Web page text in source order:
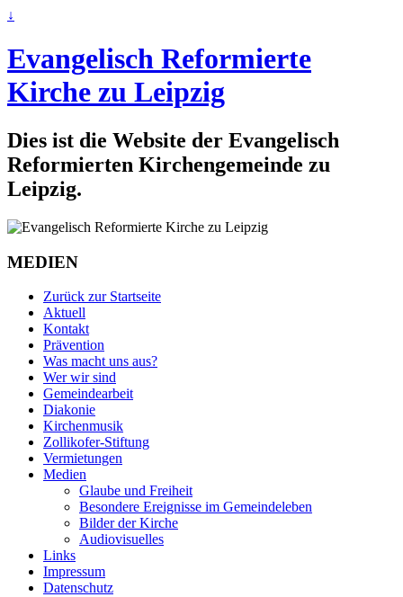
↓
Evangelisch Reformierte
Kirche zu Leipzig
Dies ist die Website der Evangelisch
Reformierten Kirchengemeinde zu
Leipzig.
MEDIEN
Zurück zur Startseite
Aktuell
Kontakt
Prävention
Was macht uns aus?
Wer wir sind
Gemeindearbeit
Diakonie
Kirchenmusik
Zollikofer-Stiftung
Vermietungen
Medien
Glaube und Freiheit
Besondere Ereignisse im Gemeindeleben
Bilder der Kirche
Audiovisuelles
Links
Impressum
Datenschutz